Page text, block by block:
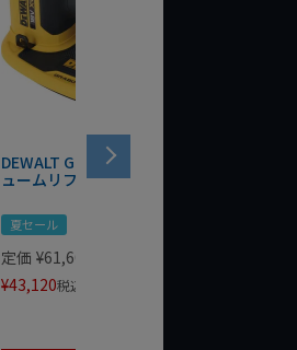
DEWALT GRABO 18V電動バキ
ュームリフター DCE590N-XJ
夏セール
定価 ¥61,600
¥43,120税込